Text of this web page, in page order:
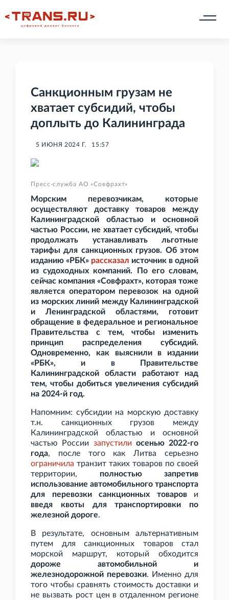
Санкционным грузам не
хватает субсидий, чтобы
доплыть до Калининграда
5 ИЮНЯ 2024 Г. 15:57
Пресс-служба АО «Совфрахт»
Морским перевозчикам, которые
осуществляют доставку товаров между
Калининградской областью и основной
частью России, не хватает субсидий, чтобы
продолжать устанавливать льготные
тарифы для санкционных грузов. Об этом
изданию «РБК» рассказал источник в одной
из судоходных компаний. По его словам,
сейчас компания «Совфрахт», которая тоже
является оператором перевозок на одной
из морских линий между Калининградской
и Ленинградской областями, готовит
обращение в федеральное и региональное
Правительства с тем, чтобы изменить
принцип распределения субсидий.
Одновременно, как выяснили в издании
«РБК», и в Правительстве
Калининградской области работают над
тем, чтобы добиться увеличения субсидий
на 2024-й год.
Напомним: субсидии на морскую доставку
т.н. санкционных грузов между
Калининградской областью и основной
частью России запустили осенью 2022-го
года, после того как Литва серьезно
ограничила транзит таких товаров по своей
территории, полностью запретив
использование автомобильного транспорта
для перевозки санкционных товарови
введя квоты для транспортировки по
железной дороге.
В результате, основным альтернативным
путем для санкционных товаров стал
морской маршрут, который обходится
дороже автомобильной и
железнодорожной перевозки. Именно для
того чтобы сравнять стоимость доставки и
не вызвать рост цен в отдаленном регионе